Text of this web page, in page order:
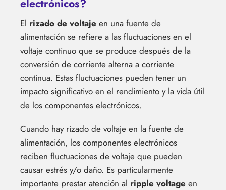
electrónicos?
El rizado de voltaje en una fuente de
alimentación se refiere a las fluctuaciones en el
voltaje continuo que se produce después de la
conversión de corriente alterna a corriente
continua. Estas fluctuaciones pueden tener un
impacto significativo en el rendimiento y la vida útil
de los componentes electrónicos.
Cuando hay rizado de voltaje en la fuente de
alimentación, los componentes electrónicos
reciben fluctuaciones de voltaje que pueden
causar estrés y/o daño. Es particularmente
importante prestar atención al ripple voltage en